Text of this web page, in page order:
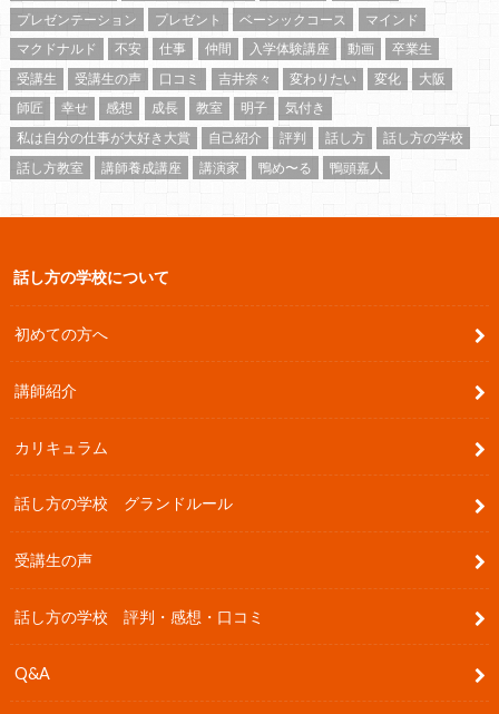
プレゼンテーション
プレゼント ベーシックコース
マインド
マクドナルド
不安 仕事 仲間 入学体験講座 動画
卒業生
受講生
受講生の声 口コミ 吉井奈々 変わりたい 変化
大阪
師匠
幸せ 感想 成長 教室 明子
気付き
私は自分の仕事が大好き大賞
自己紹介 評判 話し方
話し方の学校
話し方教室
講師養成講座 講演家 鴨め〜る 鴨頭嘉人
話し方の学校について
初めての方へ
講師紹介
カリキュラム
話し方の学校 グランドルール
受講生の声
話し方の学校 評判・感想・口コミ
Q&A